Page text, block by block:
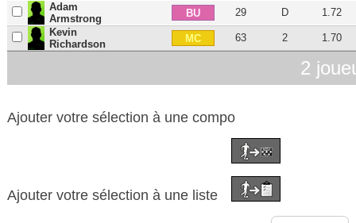
Adam
Armstrong
BU 29 D
1.72
Kevin
Richardson
MC 63 2 1.70
2
Ajouter votre sélection à une compo
Ajouter votre sélection à une liste